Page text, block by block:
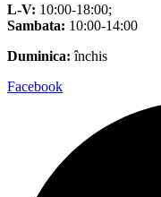
L-V: 10:00-18:00;
Sambata: 10:00-14:00
Duminica: închis
Facebook